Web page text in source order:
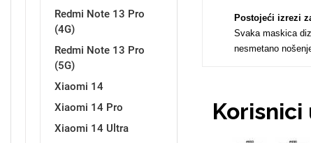
Redmi Note 13 Pro
(4G)
Redmi Note 13 Pro
(5G)
Xiaomi 14
Xiaomi 14 Pro
Xiaomi 14 Ultra
Postojeći izrezi
Svaka maskica
nesmetano
Quotes Collection Cirkus